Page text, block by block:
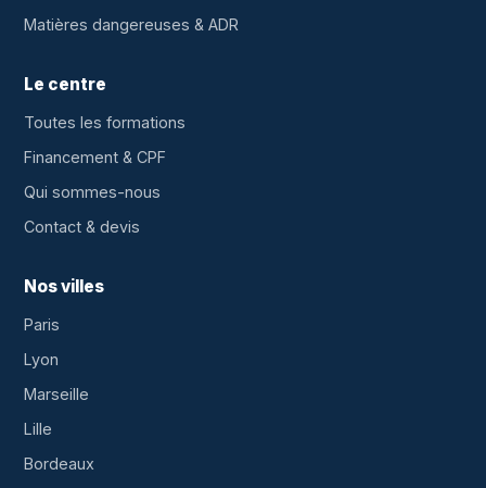
Matières dangereuses & ADR
Le centre
Toutes les formations
Financement & CPF
Qui sommes-nous
Contact & devis
Nos villes
Paris
Lyon
Marseille
Lille
Bordeaux